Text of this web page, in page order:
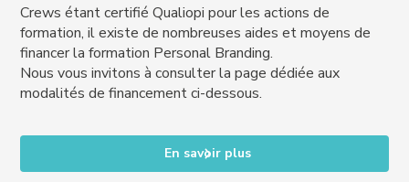
Crews étant certifié Qualiopi pour les actions de
formation, il existe de nombreuses aides et moyens de
financer la formation Personal Branding.
Nous vous invitons à consulter la page dédiée aux
modalités de financement ci-dessous.
En savoir plus